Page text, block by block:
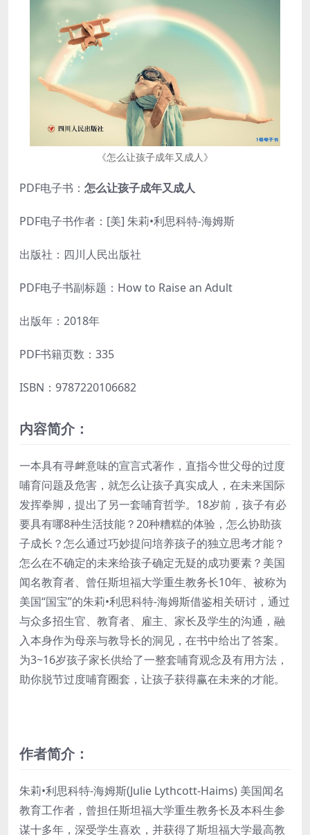
《怎么让孩子成年又成人》
PDF电子书： 怎么让孩子成年又成人
PDF电子书作者：[美] 朱莉•利思科特-海姆斯
出版社：四川人民出版社
PDF电子书副标题：How to Raise an Adult
出版年：2018年
PDF书籍页数：335
ISBN：9787220106682
内容简介：
一本具有寻衅意味的宣言式著作，直指今世父母的过度
哺育问题及危害，就怎么让孩子真实成人，在未来国际
发挥拳脚，提出了另一套哺育哲学。18岁前，孩子有必
要具有哪8种生活技能？20种糟糕的体验，怎么协助孩
子成长？怎么通过巧妙提问培养孩子的独立思考才能？
怎么在不确定的未来给孩子确定无疑的成功要素？美国
闻名教育者、曾任斯坦福大学重生教务长10年、被称为
美国“国宝”的朱莉•利思科特-海姆斯借鉴相关研讨，通过
与众多招生官、教育者、雇主、家长及学生的沟通，融
入本身作为母亲与教导长的洞见，在书中给出了答案。
为3~16岁孩子家长供给了一整套哺育观念及有用方法，
助你脱节过度哺育圈套，让孩子获得赢在未来的才能。
作者简介：
朱莉•利思科特-海姆斯(Julie Lythcott-Haims) 美国闻名
教育工作者，曾担任斯坦福大学重生教务长及本科生参
谋十多年，深受学生喜欢，并获得了斯坦福大学最高教